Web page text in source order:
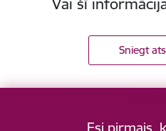
Vai šī
Sniegt
Esi pirmais,